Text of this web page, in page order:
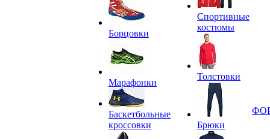
Борцовки
Марафонки
Баскетбольные
кроссовки
Спортивные
костюмы
Толстовки
Брюки